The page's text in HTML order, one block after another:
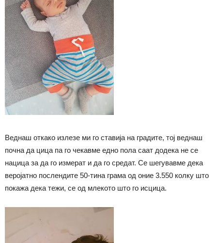
Веднаш откако излезе ми го ставија на градите, тој веднаш
почна да цица па го чекавме едно пола саат додека не се
нацица за да го измерат и да го средат. Се шегувавме дека
веројатно послендите 50-тина грама од оние 3.550 колку што
покажа дека тежи, се од млекото што го исцица.